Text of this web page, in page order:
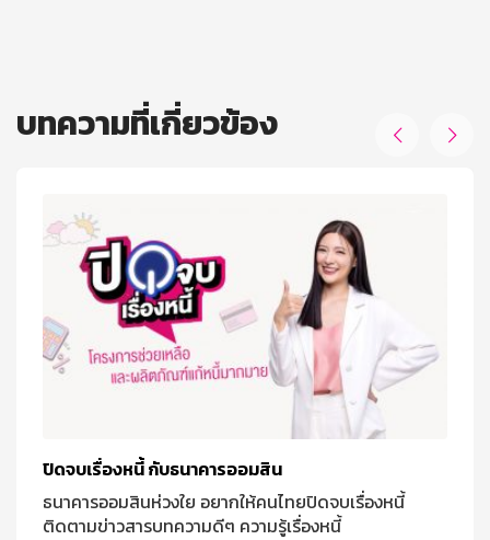
บทความที่เกี่ยวข้อง
ปิดจบเรื่องหนี้ กับธนาคารออมสิน
ธนาคารออมสินห่วงใย อยากให้คนไทยปิดจบเรื่องหนี้
ติดตามข่าวสารบทความดีๆ ความรู้เรื่องหนี้
 